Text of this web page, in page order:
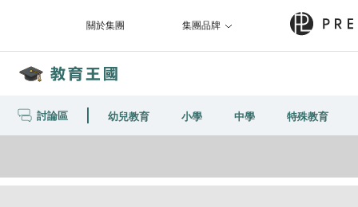
關於集團 集團品牌
討論區 幼兒教育 小學 中學 特殊教育